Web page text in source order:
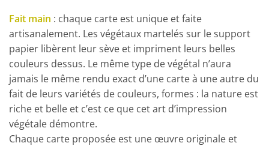
Fait main : chaque carte est unique et faite
artisanalement. Les végétaux martelés sur le support
papier libèrent leur sève et impriment leurs belles
couleurs dessus. Le même type de végétal n’aura
jamais le même rendu exact d’une carte à une autre du
fait de leurs variétés de couleurs, formes : la nature est
riche et belle et c’est ce que cet art d’impression
végétale démontre.
Chaque carte proposée est une œuvre originale et